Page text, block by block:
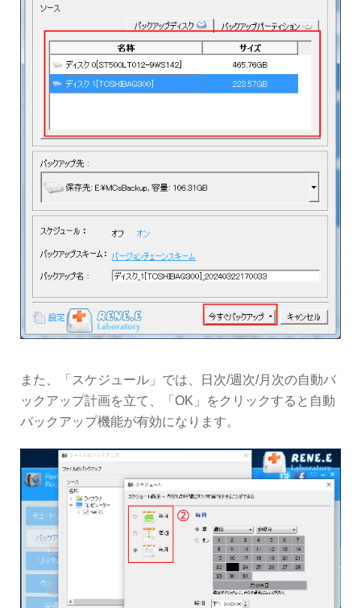
また、「スケジュール」では、日次/週次/月次の自動バ
ックアップ計画を立て、「OK」をクリックすると自動
バックアップ機能が有効になります。